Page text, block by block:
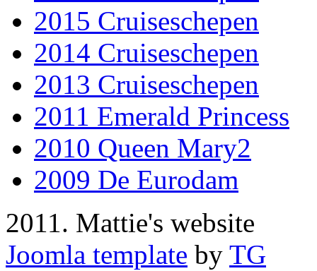
2015 Cruiseschepen
2014 Cruiseschepen
2013 Cruiseschepen
2011 Emerald Princess
2010 Queen Mary2
2009 De Eurodam
2011. Mattie's website
Joomla template by TG